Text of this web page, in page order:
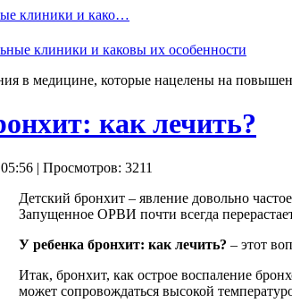
клиники и како…
в медицине, которые нацелены на
как лечить?
| Просмотров: 3211
Детский бронхит – явление довольно
Запущенное ОРВИ почти всегда
У ребенка бронхит: как лечить? – этот
Итак, бронхит, как острое воспаление
может сопровождаться высокой